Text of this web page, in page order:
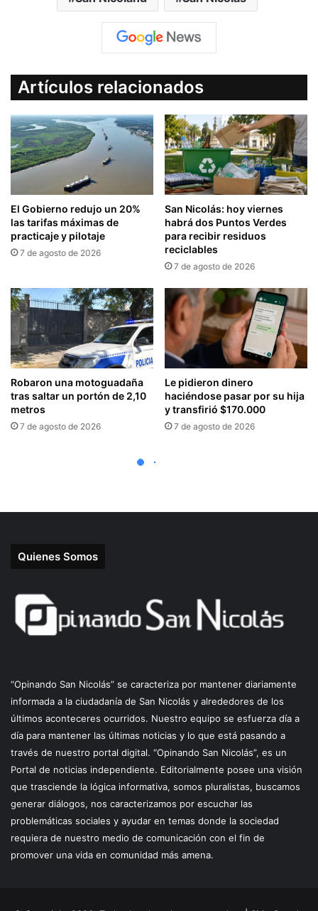
Quienes Somos
“Opinando San Nicolás” se caracteriza por mantener diariamente
informada a la ciudadanía de San Nicolás y alrededores de los
últimos aconteceres ocurridos. Nuestro equipo se esfuerza día a
día para mantener las últimas noticias y lo que está pasando a
través de nuestro portal digital. “Opinando San Nicolás”, es un
Portal de noticias independiente. Editorialmente posee una visión
que trasciende la lógica informativa, somos pluralistas, buscamos
generar diálogos, nos caracterizamos por escuchar las
problemáticas sociales y ayudar en temas donde la sociedad
requiera de nuestro medio de comunicación con el fin de
promover una vida en comunidad más amena.